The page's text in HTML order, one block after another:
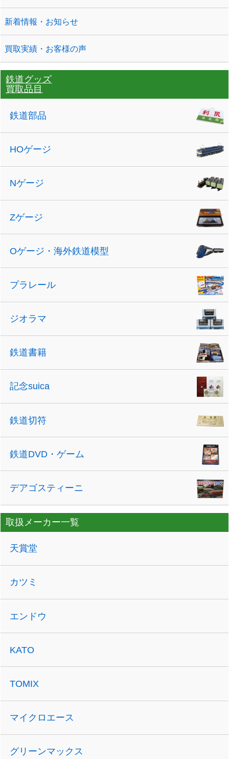
新着情報・お知らせ
買取実績・お客様の声
鉄道グッズ
買取品目
鉄道部品
HOゲージ
Nゲージ
Zゲージ
Oゲージ・海外鉄道模型
プラレール
ジオラマ
鉄道書籍
記念suica
鉄道切符
鉄道DVD・ゲーム
デアゴスティーニ
取扱メーカー一覧
天賞堂
カツミ
エンドウ
KATO
TOMIX
マイクロエース
グリーンマックス